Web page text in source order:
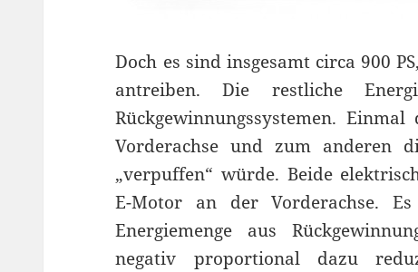
Doch es sind insgesamt circa 900
antreiben. Die restliche
Rückgewinnungssystemen.
Vorderachse und zum anderen
„verpuffen“ würde. Beide
E-Motor an der Vorderachse.
Energiemenge aus
negativ proportional dazu